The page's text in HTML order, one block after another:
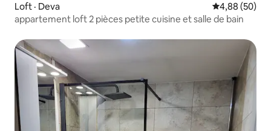
Loft · Deva Note
4,88 (50)
appartement loft 2 pièces petite cuisine et salle de bain